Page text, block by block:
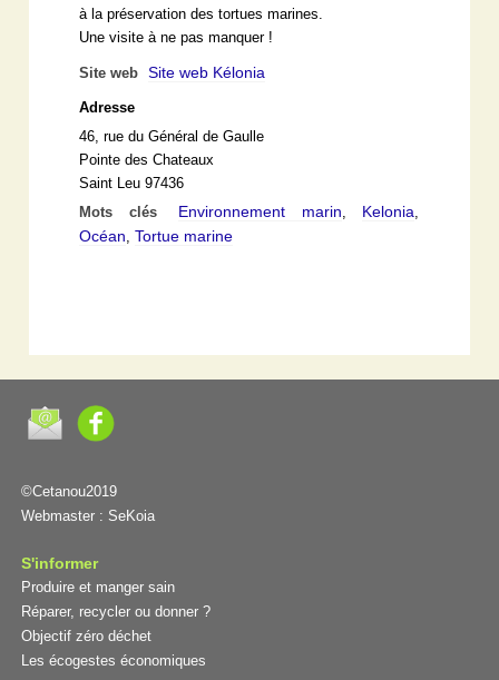
à la préservation des tortues marines.
Une visite à ne pas manquer !
Site web Site web Kélonia
Adresse
46, rue du Général de Gaulle
Pointe des Chateaux
Saint Leu 97436
Mots clés
Environnement marin Kelonia
Océan ,Tortue marine
©Cetanou2019
Webmaster : SeKoia
S'informer
Produire et manger sain
Réparer, recycler ou donner ?
Objectif zéro déchet
Les écogestes économiques